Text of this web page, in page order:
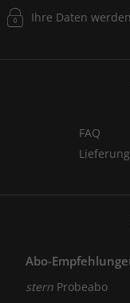
Ihre Daten
FAQ
Abo-
sternProbeabo